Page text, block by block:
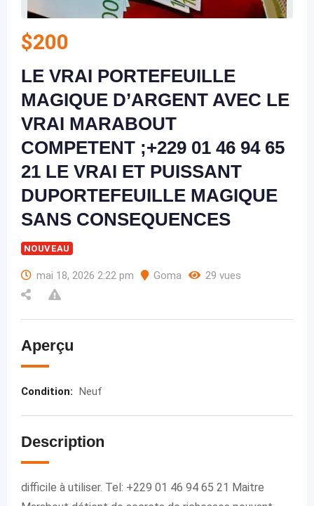
$200
LE VRAI PORTEFEUILLE
MAGIQUE D’ARGENT AVEC LE
VRAI MARABOUT
COMPETENT ;+229 01 46 94 65
21 LE VRAI ET PUISSANT
DUPORTEFEUILLE MAGIQUE
SANS CONSEQUENCES
NOUVEAU
mai 18, 2026 2:22 pm Goma 29 vues
Aperçu
Condition: Neuf
Description
difficile à utiliser. Tel: +229 01 46 94 65 21 Maitre